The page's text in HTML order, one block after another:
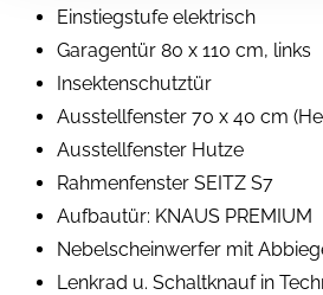
Einstiegstufe elektrisch
Garagentür 80 x 110 cm, links
Insektenschutztür
Ausstellfenster 70 x 40 cm
Ausstellfenster Hutze
Rahmenfenster SEITZ S7
Aufbautür: KNAUS PREMIUM
Nebelscheinwerfer mit
Lenkrad u. Schaltknauf in